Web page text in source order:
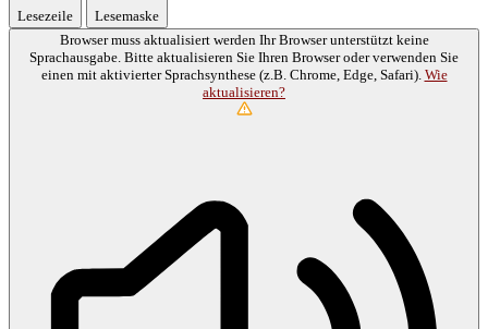
Lesezeile
Lesemaske
Browser muss aktualisiert werden Ihr Browser unterstützt keine
Sprachausgabe. Bitte aktualisieren Sie Ihren Browser oder verwenden Sie
einen mit aktivierter Sprachsynthese (z.B. Chrome, Edge, Safari). Wie
aktualisieren?